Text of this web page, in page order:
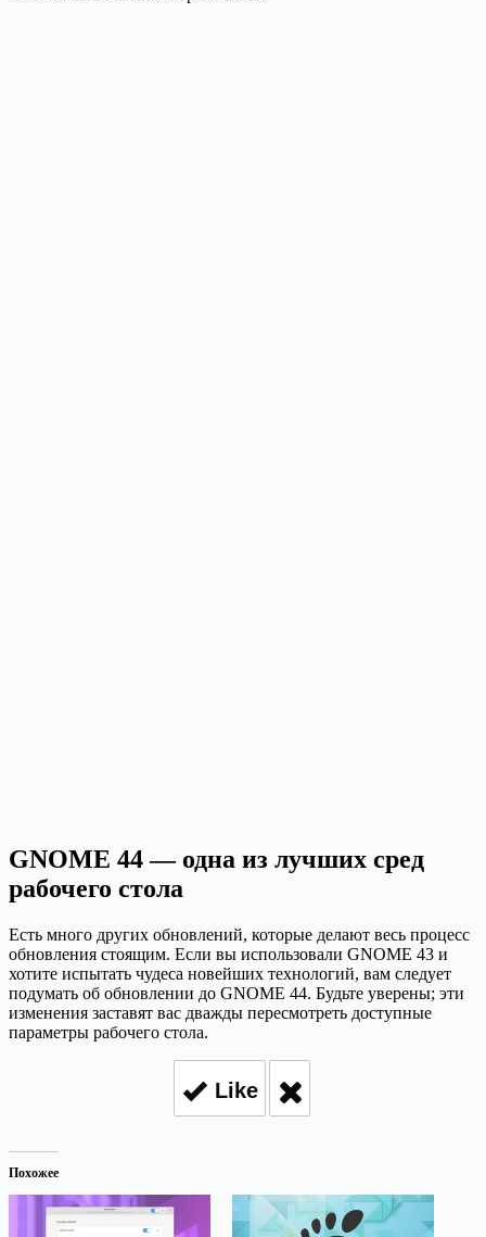
GNOME 44 — одна из лучших сред
рабочего стола
Есть много других обновлений, которые делают весь процесс
обновления стоящим. Если вы использовали GNOME 43 и
хотите испытать чудеса новейших технологий, вам следует
подумать об обновлении до GNOME 44. Будьте уверены; эти
изменения заставят вас дважды пересмотреть доступные
параметры рабочего стола.
Like
Похожее